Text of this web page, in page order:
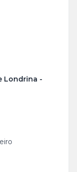
Londrina -